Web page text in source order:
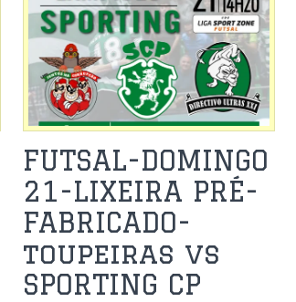
FUTSAL-DOMINGO
21-LIXEIRA PRÉ-
FABRICADO-
toupeiras vs
SPORTING CP